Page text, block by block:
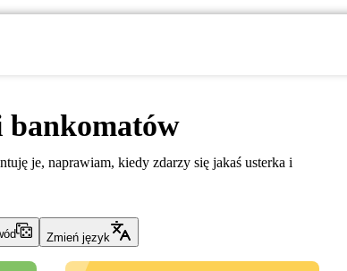
bankomatów
je, naprawiam, kiedy zdarzy się jakaś usterka i
Zmień język